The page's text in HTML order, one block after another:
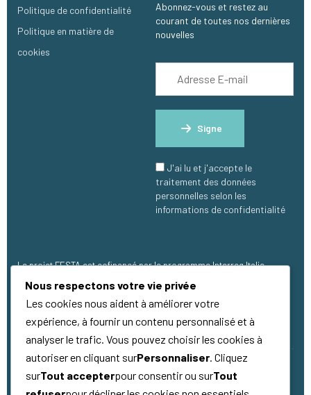
Politique de confidentialité
Politique en matière de
cookies
Abonnez-vous et restez au
courant de toutes nos dernières
nouvelles
Signe
J'ai lu et j'accepte le
traitement des données
personnelles selon les
informations de confidentialité
Le projet FESTA est cofinancé par le programme Interreg Italie-
(FEDER).
Copyright © 2026Qualité Tous droits
Nous respectons votre vie privée
Les cookies nous aident à améliorer votre
expérience, à fournir un contenu personnalisé et à
analyser le trafic. Vous pouvez choisir les cookies à
autoriser en cliquant surPersonnaliser . Cliquez
surTout accepterpour consentir ou surTout